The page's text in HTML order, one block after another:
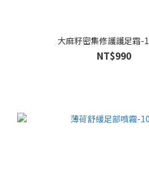
大麻籽密集修護護足霜-
NT$990